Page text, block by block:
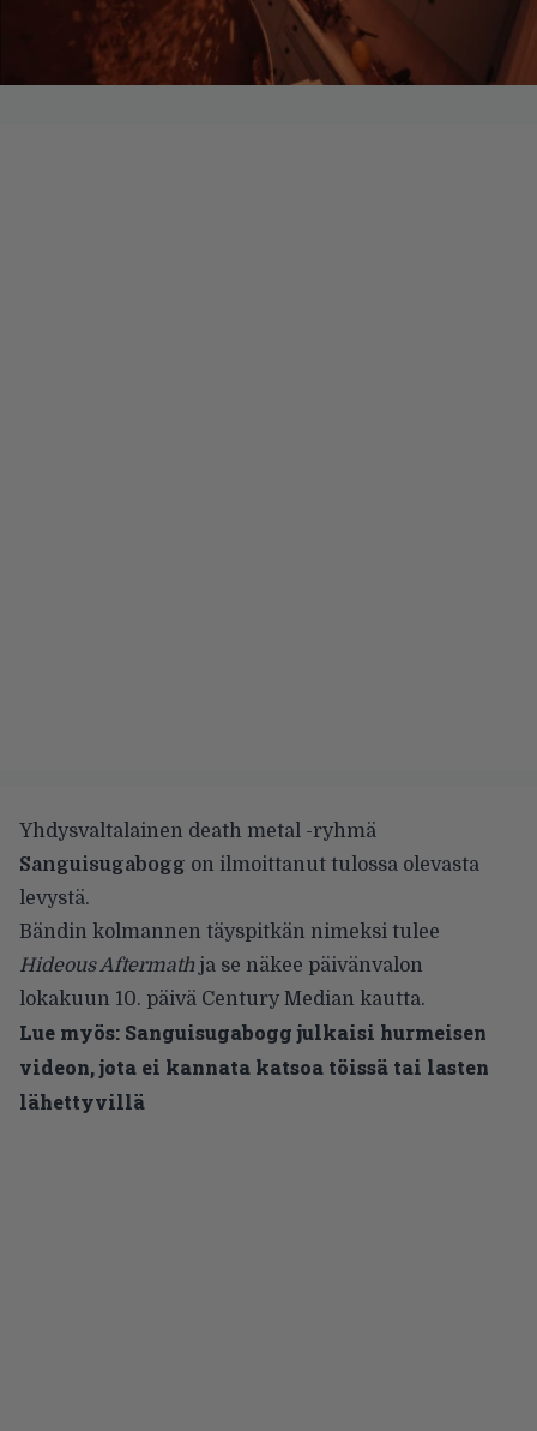
Yhdysvaltalainen death metal -ryhmä
Sanguisugabogg on ilmoittanut tulossa olevasta
levystä.
Bändin kolmannen täyspitkän nimeksi tulee
Hideous Aftermath ja se näkee päivänvalon
lokakuun 10. päivä Century Median kautta.
Lue myös: Sanguisugabogg julkaisi hurmeisen
videon, jota ei kannata katsoa töissä tai lasten
lähettyvillä